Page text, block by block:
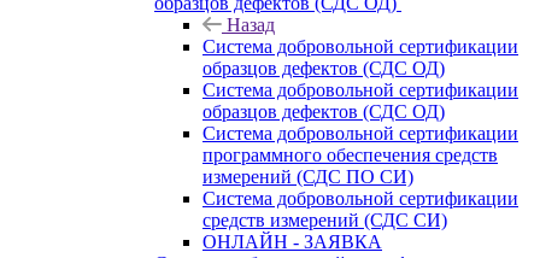
Назад
Система добровольной сертификации
образцов дефектов (СДС ОД)
Система добровольной сертификации
образцов дефектов (СДС ОД)
Система добровольной сертификации
программного обеспечения средств
измерений (СДС ПО СИ)
Система добровольной сертификации
средств измерений (СДС СИ)
ОНЛАЙН - ЗАЯВКА